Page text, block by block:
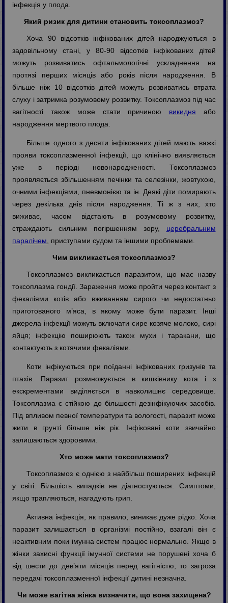
інфекція у плода.
Який ризик для дитини становить токсоплазмоз?
Хоча 90 відсотків інфікованих дітей народжуються в
задовільному стані, у 80-90 відсотків інфікованих дітей
можуть розвиватись офтальмологічні ускладнення на
протязі перших місяців або років після народження. В
більше ніж 10 відсотків дітей можуть розвиватись втрата
слуху і затримка розумовому розвитку. Токсоплазмоз під час
вагітності також може стати причиною викидня або
народження мертвого плода.
Більше одного з десяти інфікованих дітей мають важкі
прояви токсоплазменної інфекції, що клінічно виявляється
уже в періоді новонародженості. Токсоплазмоз
проявляється збільшенням печінки та селезінки, жовтухою,
очними інфекціями, пневмонією та ін. Деякі діти помирають
через декілька днів після народження. Ті ж з них, хто
виживає, часом відстають в розумовому розвитку,
страждають сильним погіршенням зору, церебральним
паралічем, приступами судом та іншими проблемами.
Чим викликається токсоплазмоз?
Токсоплазмоз викликається паразитом, що має назву
токсоплазма гондії. Зараження може пройти через контакт з
фекаліями котів або вживанням сирого чи недостатньо
приготованого м’яса, в якому може бути паразит. Інші
джерела інфекції можуть включати сире козяче молоко, сирі
яйця; інфекцію поширюють також мухи і таракани, що
контактують з котячими фекаліями.
Коти інфікуються при поїданні інфікованих гризунів та
птахів. Паразит розмножується в кишківнику кота і з
екскрементами виділяється в навколишнє середовище.
Токсоплазма є стійкою до більшості дезінфікуючих засобів.
Під впливом певної температури та вологості, паразит може
жити в грунті більше ніж рік. Інфіковані коти звичайно
залишаються здоровими.
Хто може мати токсоплазмоз?
Токсоплазмоз є однією з найбільш поширених інфекцій
у світі. Більшість випадків не діагностуються. Симптоми,
якщо трапляються, нагадують грип.
Активна інфекція, як правило, виникає дуже рідко. Хоча
паразит залишається в організмі постійно, взагалі він є
неактивним поки імунна систем працює нормально. Якщо в
жінки захисні функції імунної системи не порушені хоча б
від шести до дев’яти місяців перед вагітністю, то загроза
передачі токсоплазменної інфекції дитині незначна.
Чи може вагітна жінка визначити, що вона захищена?